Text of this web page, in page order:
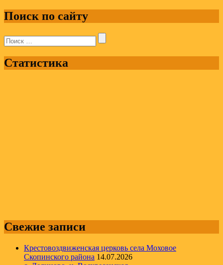
Поиск по сайту
Поиск:
Статистика
Свежие записи
Крестовоздвиженская церковь села Моховое
Скопинского района 14.07.2026